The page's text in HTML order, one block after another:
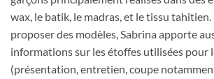
wax, le batik, le madras, et le tissu tahitien.
proposer des modèles, Sabrina apporte
informations sur les étoffes utilisées pour
(présentation, entretien, coupe